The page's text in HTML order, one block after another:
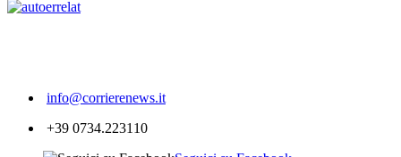
info@corrierenews.it
+39 0734.223110